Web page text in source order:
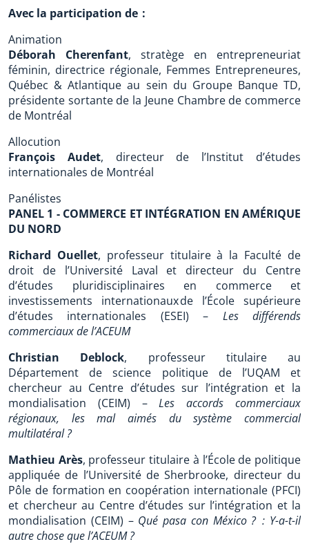
Avec la participation de :
Animation
Déborah Cherenfant, stratège en entrepreneuriat
féminin, directrice régionale, Femmes Entrepreneures,
Québec & Atlantique au sein du Groupe Banque TD,
présidente sortante de la Jeune Chambre de commerce
de Montréal
Allocution
François Audet, directeur de l’Institut d’études
internationales de Montréal
Panélistes
PANEL 1 - COMMERCE ET INTÉGRATION EN AMÉRIQUE
DU NORD
Richard Ouellet, professeur titulaire à la Faculté de
droit de l’Université Laval et directeur du Centre
d’études pluridisciplinaires en commerce et
investissements internationaux de l’École supérieure
d’études internationales (ESEI) – Les différends
commerciaux de l’ACEUM
Christian Deblock, professeur titulaire au
Département de science politique de l’UQAM et
chercheur au Centre d’études sur l’intégration et la
mondialisation (CEIM) –Les accords commerciaux
régionaux, les mal aimés du système commercial
multilatéral ?
Mathieu Arès, professeur titulaire à l’École de politique
appliquée de l’Université de Sherbrooke, directeur du
Pôle de formation en coopération internationale (PFCI)
et chercheur au Centre d’études sur l’intégration et la
mondialisation (CEIM) – Qué pasa con México ? : Y-a-t-il
autre chose que l’ACEUM ?